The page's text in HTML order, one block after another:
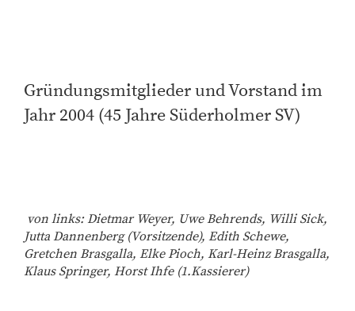
Gründungsmitglieder und Vorstand im
Jahr 2004 (45 Jahre Süderholmer SV)
von links: Dietmar Weyer, Uwe Behrends, Willi Sick,
Jutta Dannenberg (Vorsitzende), Edith Schewe,
Gretchen Brasgalla, Elke Pioch, Karl-Heinz Brasgalla,
Klaus Springer, Horst Ihfe (1.Kassierer)